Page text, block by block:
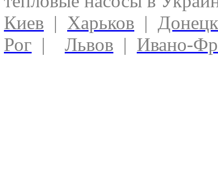
Киев | Харьков | Донецк
Рог | Львов | Ивано-